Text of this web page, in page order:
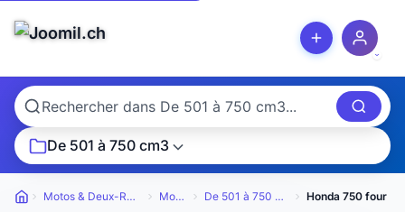
De 501 à 750 cm3
Petites annonces
Motos & Deux-Roues Motos De 501 à 750 cm3 Honda 750 four